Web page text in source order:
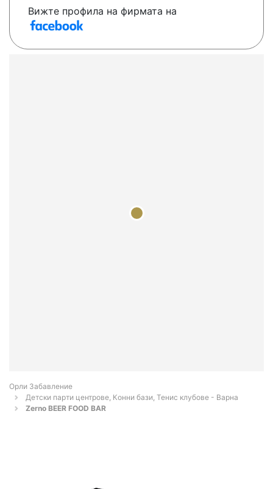
Вижте профила на фирмата на
Орли Забавление
Детски парти центрове, Конни бази, Тенис клубове - Варна
Zerno BEER FOOD BAR